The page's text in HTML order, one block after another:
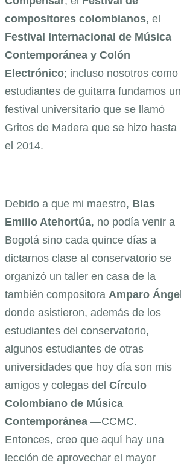
compositores colombianos, el
Festival Internacional de Música
Contemporánea y Colón
Electrónico; incluso nosotros como
estudiantes de guitarra fundamos un
festival universitario que se llamó
Gritos de Madera que se hizo hasta
el 2014.
Debido a que mi maestro, Blas
Emilio Atehortúa, no podía venir a
Bogotá sino cada quince días a
dictarnos clase al conservatorio se
organizó un taller en casa de la
también compositora Amparo Ángel
donde asistieron, además de los
estudiantes del conservatorio,
algunos estudiantes de otras
universidades que hoy día son mis
amigos y colegas del Círculo
Colombiano de Música
Contemporánea —CCMC.
Entonces, creo que aquí hay una
lección de aprovechar el mayor